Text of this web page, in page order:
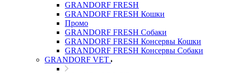
GRANDORF FRESH
GRANDORF FRESH Кошки
Промо
GRANDORF FRESH Собаки
GRANDORF FRESH Консервы Кошки
GRANDORF FRESH Консервы Собаки
GRANDORF VET